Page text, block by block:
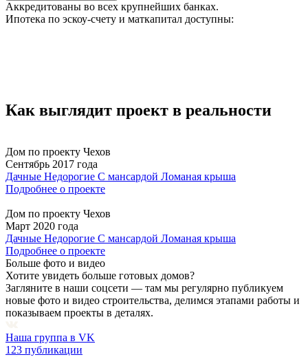
Аккредитованы во всех крупнейших банках.
Ипотека по эскоу-счету и маткапитал доступны:
Как выглядит проект в реальности
Дом по проекту Чехов
Сентябрь 2017 года
Дачные Недорогие С мансардой Ломаная крыша
Подробнее о проекте
Дом по проекту Чехов
Март 2020 года
Дачные Недорогие С мансардой Ломаная крыша
Подробнее о проекте
Больше фото и видео
Хотите увидеть больше готовых домов?
Загляните в наши соцсети — там мы регулярно публикуем
новые фото и видео строительства, делимся этапами работы и
показываем проекты в деталях.
Наша группа в VK
123 публикации